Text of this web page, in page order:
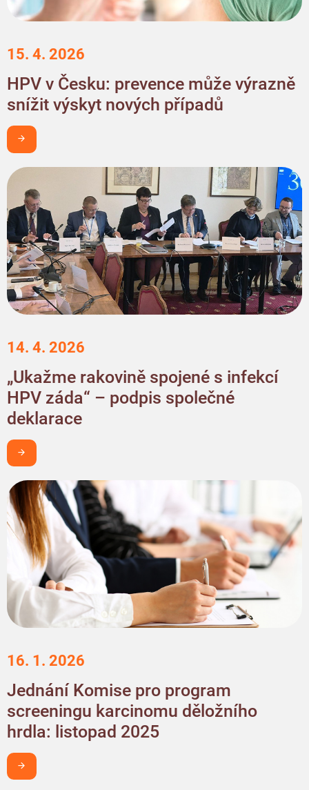
15. 4. 2026
HPV v Česku: prevence může výrazně
snížit výskyt nových případů
14. 4. 2026
„Ukažme rakovině spojené s infekcí
HPV záda“ – podpis společné
deklarace
16. 1. 2026
Jednání Komise pro program
screeningu karcinomu děložního
hrdla: listopad 2025